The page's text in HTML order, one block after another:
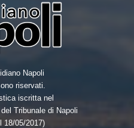
Napoli
riservati.
iscritta nel
Tribunale di Napoli
18/05/2017)